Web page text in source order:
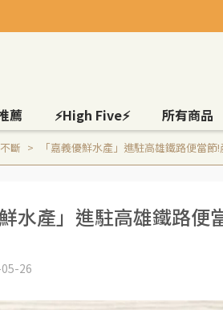
薦 ⚡High Five⚡ 所有商品
斷 「嘉義優鮮水產」進駐高雄鐵路便當
鮮水產」進駐高雄鐵路
26